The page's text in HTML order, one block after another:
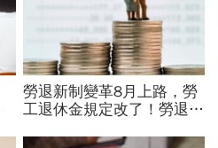
勞退新制變革8月上路，勞
工退休金規定改了！勞退月